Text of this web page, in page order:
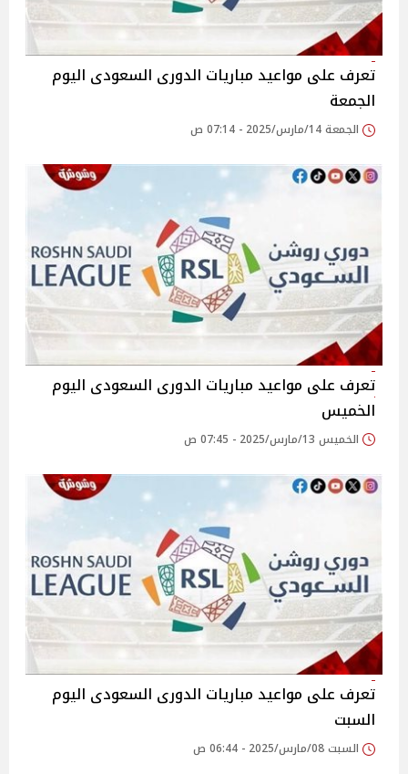
تعرف على مواعيد مباريات الدورى السعودى اليوم
الجمعة
الجمعة 14/مارس/2025 - 07:14 ص
تعرف على مواعيد مباريات الدورى السعودى اليوم
الخميس
الخميس 13/مارس/2025 - 07:45 ص
تعرف على مواعيد مباريات الدورى السعودى اليوم
السبت
السبت 08/مارس/2025 - 06:44 ص